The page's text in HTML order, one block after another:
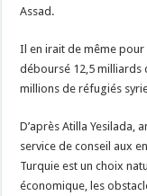
Assad.
Il en irait de même pour
déboursé 12,5 milliards
millions de réfugiés
D’après Atilla Yesilada,
service de conseil aux
Turquie est un choix
économique, les